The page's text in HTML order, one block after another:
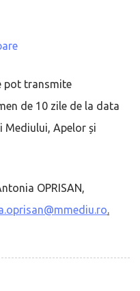
pot transmite
de 10 zile de la data
Apelor și
OPRISAN,
.